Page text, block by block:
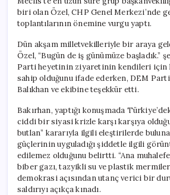
biri olan Özel, CHP Genel Merkezi’nde
toplantılarının önemine vurgu yaptı.
Dün akşam milletvekilleriyle bir araya
Özel, “Bugün de iş günümüze başladık.”
Parti heyetinin ziyaretinin kendileri
sahip olduğunu ifade ederken, DEM Parti
Balıkhan ve ekibine teşekkür etti.
Bakırhan, yaptığı konuşmada
ciddi bir siyasi krizle karşı karşıya
butlan” kararıyla ilgili eleştirilerde
güçlerinin uyguladığı şiddetle ilgili
edilemez olduğunu belirtti. “Ana
biber gazı, tazyikli su ve plastik
demokrasi açısından utanç verici bir
saldırıyı açıkça kınadı.